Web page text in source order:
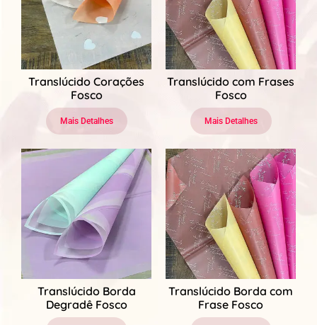
Translúcido Corações
Fosco
Mais Detalhes
Translúcido com Frases
Fosco
Mais Detalhes
Translúcido Borda
Degradê Fosco
Translúcido Borda com
Frase Fosco